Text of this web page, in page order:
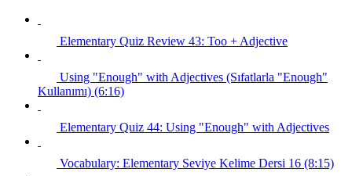
Elementary Quiz Review 43: Too + Adjective
Using "Enough" with Adjectives (Sıfatlarla "Enough"
Kullanımı) (6:16)
Elementary Quiz 44: Using "Enough" with Adjectives
Vocabulary: Elementary Seviye Kelime Dersi 16 (8:15)